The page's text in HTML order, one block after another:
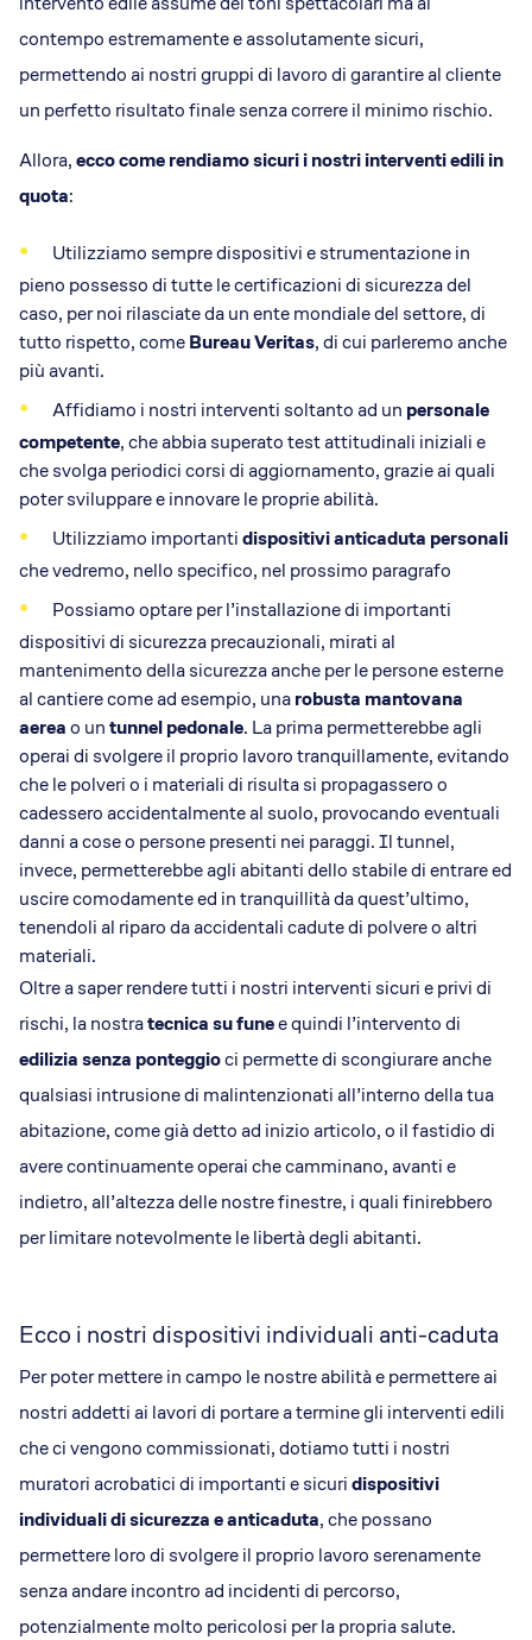
contempo estremamente e assolutamente sicuri,
permettendo ai nostri gruppi di lavoro di garantire al cliente
un perfetto risultato finale senza correre il minimo rischio.
Allora,ecco come rendiamo sicuri i nostri interventi edili in
quota:
Utilizziamo sempre dispositivi e strumentazione in
pieno possesso di tutte le certificazioni di sicurezza del
caso, per noi rilasciate da un ente mondiale del settore, di
tutto rispetto, comeBureau Veritas, di cui parleremo anche
più avanti.
Affidiamo i nostri interventi soltanto ad un personale
competente, che abbia superato test attitudinali iniziali e
che svolga periodici corsi di aggiornamento, grazie ai quali
poter sviluppare e innovare le proprie abilità.
Utilizziamo importantidispositivi anticaduta personali
che vedremo, nello specifico, nel prossimo paragrafo
Possiamo optare per l’installazione di importanti
dispositivi di sicurezza precauzionali, mirati al
mantenimento della sicurezza anche per le persone esterne
al cantiere come ad esempio, unarobusta mantovana
aereao untunnel pedonale. La prima permetterebbe agli
operai di svolgere il proprio lavoro tranquillamente, evitando
che le polveri o i materiali di risulta si propagassero o
cadessero accidentalmente al suolo, provocando eventuali
danni a cose o persone presenti nei paraggi. Il tunnel,
invece, permetterebbe agli abitanti dello stabile di entrare ed
uscire comodamente ed in tranquillità da quest’ultimo,
tenendoli al riparo da accidentali cadute di polvere o altri
materiali.
Oltre a saper rendere tutti i nostri interventi sicuri e privi di
rischi, la nostratecnica su funee quindi l’intervento di
edilizia senza ponteggioci permette di scongiurare anche
qualsiasi intrusione di malintenzionati all’interno della tua
abitazione, come già detto ad inizio articolo, o il fastidio di
avere continuamente operai che camminano, avanti e
indietro, all’altezza delle nostre finestre, i quali finirebbero
per limitare notevolmente le libertà degli abitanti.
Ecco i nostri dispositivi individuali anti-caduta
Per poter mettere in campo le nostre abilità e permettere ai
nostri addetti ai lavori di portare a termine gli interventi edili
che ci vengono commissionati, dotiamo tutti i nostri
muratori acrobatici di importanti e sicuridispositivi
individuali di sicurezza e anticaduta, che possano
permettere loro di svolgere il proprio lavoro serenamente
senza andare incontro ad incidenti di percorso,
potenzialmente molto pericolosi per la propria salute.